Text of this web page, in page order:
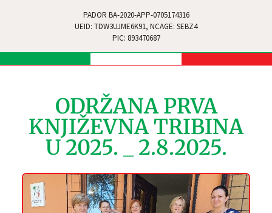
PADOR BA-2020-APP-0705174316
UEID: TDW3UJME6K91, NCAGE: SEBZ4
PIC: 893470687
ODRŽANA PRVA
KNJIŽEVNA TRIBINA
U 2025. _ 2.8.2025.